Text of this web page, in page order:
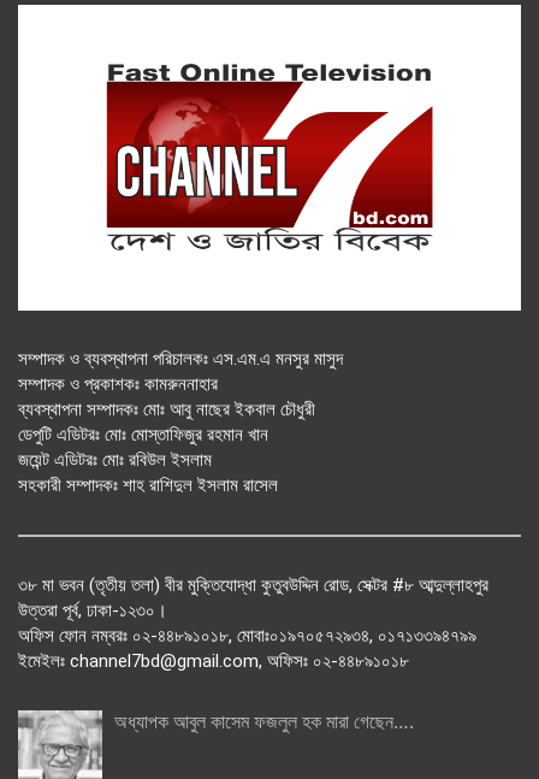
সম্পাদক ও ব্যবস্থাপনা পরিচালকঃ এস.এম.এ মনসুর মাসুদ
সম্পাদক ও প্রকাশকঃ কামরুননাহার
ব্যবস্থাপনা সম্পাদকঃ মোঃ আবু নাছের ইকবাল চৌধুরী
ডেপুটি এডিটরঃ মোঃ মোস্তাফিজুর রহমান খান
জয়েন্ট এডিটরঃ মোঃ রবিউল ইসলাম
সহকারী সম্পাদকঃ শাহ রাশিদুল ইসলাম রাসেল
৩৮ মা ভবন (তৃতীয় তলা) বীর মুক্তিযোদ্ধা কুতুবউদ্দিন রোড, সেক্টর #৮ আব্দুল্লাহপুর
উত্তরা পূর্ব, ঢাকা-১২৩০।
অফিস ফোন নম্বরঃ ০২-৪৪৮৯১০১৮, মোবাঃ০১৯৭০৫৭২৯৩৪, ০১৭১৩৩৯৪৭৯৯
ইমেইলঃ channel7bd@gmail.com, অফিসঃ ০২-৪৪৮৯১০১৮
অধ্যাপক আবুল কাসেম ফজলুল হক মারা গেছেন….